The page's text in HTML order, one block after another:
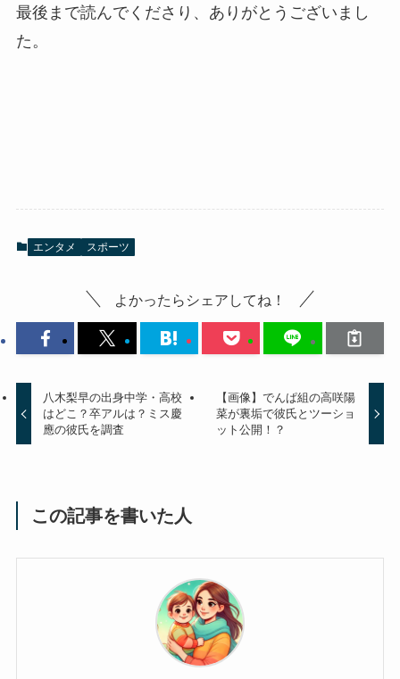
最後まで読んでくださり、ありがとうございまし
た。
エンタメ スポーツ
よかったらシェアしてね！
八木梨早の出身中学・高校
はどこ？卒アルは？ミス慶
應の彼氏を調査
【画像】でんぱ組の高咲陽
菜が裏垢で彼氏とツーショ
ット公開！？
この記事を書いた人